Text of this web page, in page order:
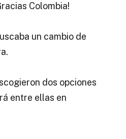
Colombia!
un cambio de
dos opciones
entre ellas en